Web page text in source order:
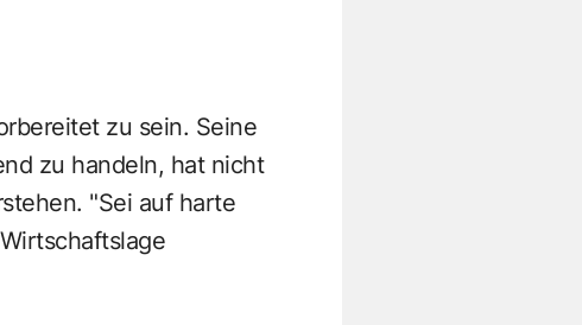
zu sein. Seine
zu handeln, hat nicht
"Sei auf harte